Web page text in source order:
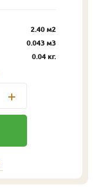
2.40 м2
0.043 м3
0.04 кг.